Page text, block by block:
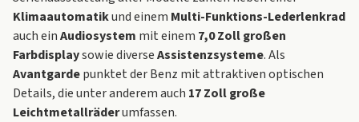
Klimaautomatikund einem Multi-Funktions-Lederlenkrad
auch einAudiosystem mit einem 7,0 Zoll großen
Farbdisplaysowie diverseAssistenzsysteme. Als
Avantgardepunktet der Benz mit attraktiven optischen
Details, die unter anderem auch 17 Zoll große
Leichtmetallräderumfassen.